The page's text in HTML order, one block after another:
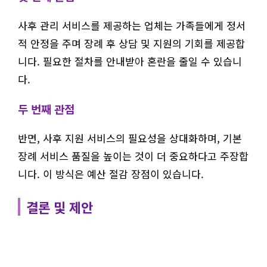
사후 관리 서비스를 제공하는 업체는 가족들에게 정서
적 안정을 주며 장례 후 상담 및 지원의 기회를 제공합
니다. 필요한 절차를 안내받아 혼란을 줄일 수 있습니
다.
두 번째 관점
반면, 사후 지원 서비스의 필요성을 상대화하며, 기본
장례 서비스 품질을 높이는 것이 더 중요하다고 주장합
니다. 이 방식은 예산 절감 장점이 있습니다.
결론 및 제안